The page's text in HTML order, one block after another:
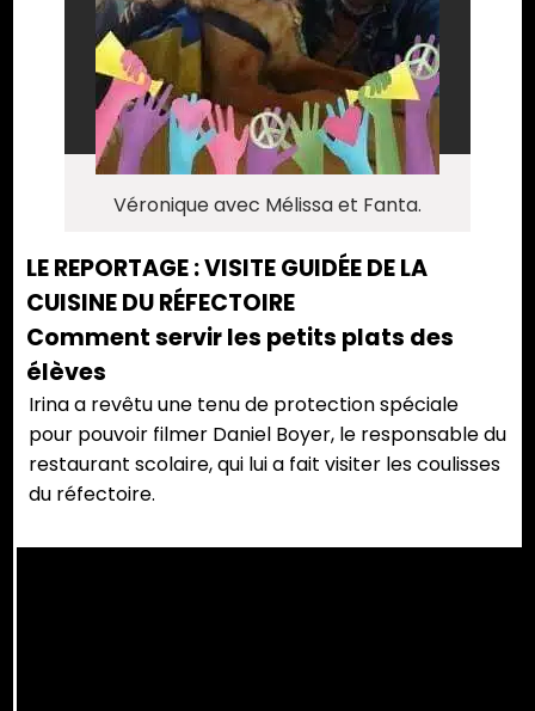
Véronique avec Mélissa et Fanta.
LE REPORTAGE : VISITE GUIDÉE DE LA
CUISINE DU RÉFECTOIRE
Comment servir les petits plats des
élèves
Irina a revêtu une tenu de protection spéciale
pour pouvoir filmer Daniel Boyer, le responsable du
restaurant scolaire, qui lui a fait visiter les coulisses
du réfectoire.